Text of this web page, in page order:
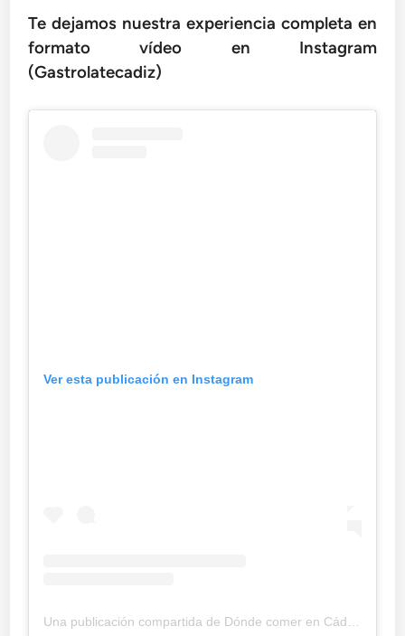
Te dejamos nuestra experiencia completa en
formato vídeo en Instagram
(Gastrolatecadiz)
Ver esta publicación en Instagram
Una publicación compartida de Dónde comer en Cádiz by Late Cádiz (@gastrolatecadiz)